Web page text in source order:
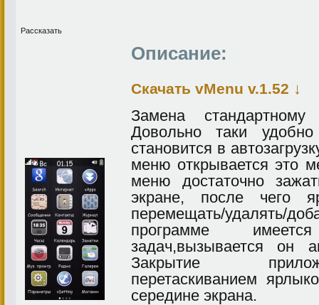
Рассказать
Описание:
Скачать vMenu v.1.52 ↓
Замена
Довольно таки
становится в
меню открывается это
меню достаточно
экране, после чего
перемещать/
программе
задач,вызывается он
Закрытие
перетаскиванием
середине экрана.